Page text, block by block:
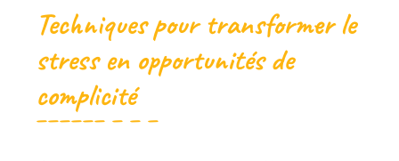
Techniques pour transformer le
stress en opportunités de
complicité